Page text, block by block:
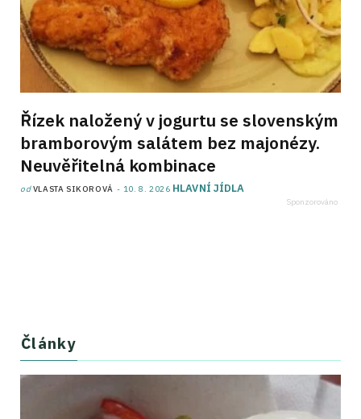
Řízek naložený v jogurtu se slovenským
bramborovým salátem bez majonézy.
Neuvěřitelná kombinace
odVLASTA SIKOROVÁ 10. 8. 2026 HLAVNÍ JÍDLA
Články